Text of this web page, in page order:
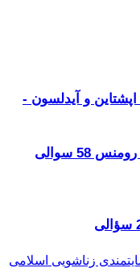
و آیدلسون -
سوالی
زناشویی اسلامی